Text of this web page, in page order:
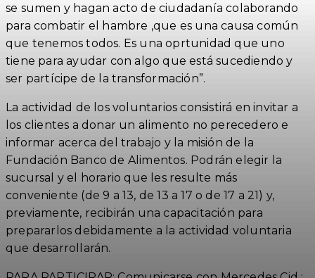
se sumen y hagan acto de ciudadanía colaborando
para combatir el hambre ,que es una causa común
que tenemos todos. Es una oprtunidad que uno
tiene para ayudar con algo que está sucediendo y
ser partícipe de la transformación”.
La actividad de los voluntarios consistirá en invitar a
los clientes a donar un alimento no perecedero e
informar acerca del trabajo y la misión de la
Fundación Banco de Alimentos. Podrán elegir la
sucursal y el horario que les resulte más
conveniente (de 9 a 13, de 13 a 17 o de 17 a 21) y,
previamente, recibirán una capacitación para
prepararlos debidamente a la actividad voluntaria
que desarrollarán.